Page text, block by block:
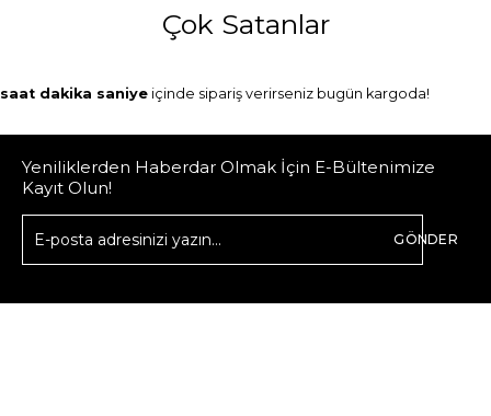
Çok Satanlar
saat dakika saniye içinde sipariş verirseniz bugün kargoda!
Yeniliklerden Haberdar Olmak İçin E-Bültenimize
Kayıt Olun!
GÖNDER